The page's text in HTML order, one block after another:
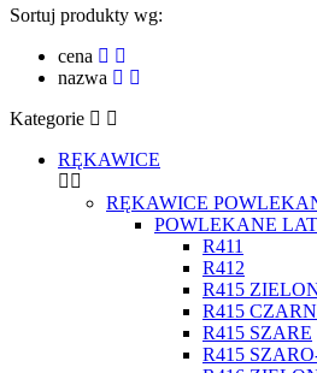
Sortuj produkty wg:
cena
nazwa
Kategorie
RĘKAWICE
RĘKAWICE
POWLEKANE
R411
R412
R415
R415
R415 SZARE
R415